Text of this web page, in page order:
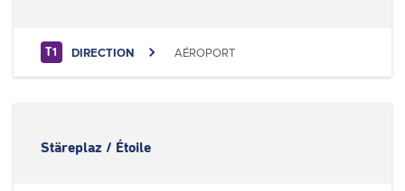
T1 DIRECTION AÉROPORT
Stäreplaz / Étoile